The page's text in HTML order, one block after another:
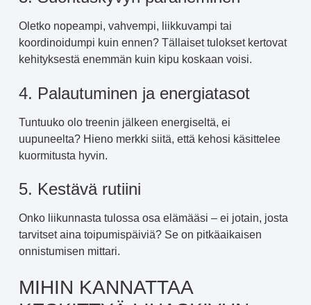
Oletko nopeampi, vahvempi, liikkuvampi tai
koordinoidumpi kuin ennen? Tällaiset tulokset kertovat
kehityksestä enemmän kuin kipu koskaan voisi.
4. Palautuminen ja energiatasot
Tuntuuko olo treenin jälkeen energiseltä, ei
uupuneelta? Hieno merkki siitä, että kehosi käsittelee
kuormitusta hyvin.
5. Kestävä rutiini
Onko liikunnasta tulossa osa elämääsi – ei jotain, josta
tarvitset aina toipumispäiviä? Se on pitkäaikaisen
onnistumisen mittari.
MIHIN KANNATTAA